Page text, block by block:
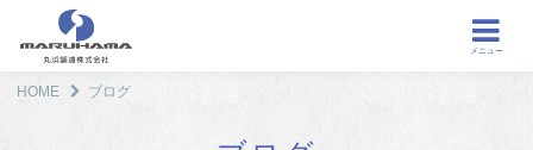
メニュー
HOME ブログ